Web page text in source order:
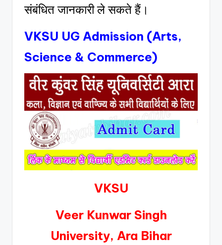
संबंधित जानकारी ले सकते हैं।
VKSU UG Admission (Arts,
Science & Commerce)
VKSU
Veer Kunwar Singh
University, Ara Bihar